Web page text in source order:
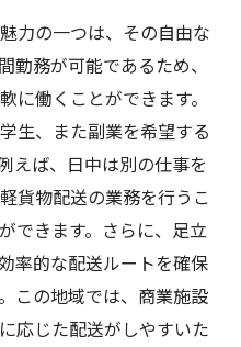
力の一つは、その自由な
勤務が可能であるため、
に働くことができます。
生、また副業を希望する
えば、日中は別の仕事を
貨物配送の業務を行うこ
できます。さらに、足立
率的な配送ルートを確保
この地域では、商業施設
応じた配送がしやすいた